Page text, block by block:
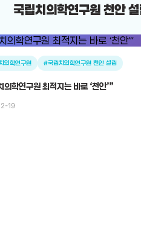
국립치의학연구원 천안
의학연구원 #국립치의학연구원 천안 설립
의학연구원 최적지는 바로 ‘천안’”
19